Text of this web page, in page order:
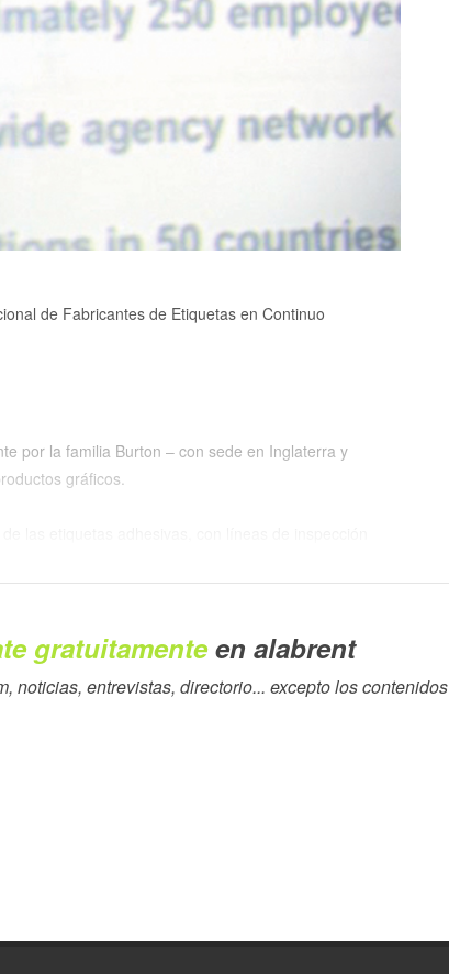
de Fabricantes de Etiquetas en Continuo
por la familia Burton – con sede en Inglaterra y
gráficos.
con troquelado (Omega Converting), introducción
necesarios para el ennoblecimiento del
en seco, barnizado, troquelado).
Dos fábricas en Inglaterra y una en Alemania,
gratuitamenteen alabrent
noticias, entrevistas, directorio... excepto los contenidos